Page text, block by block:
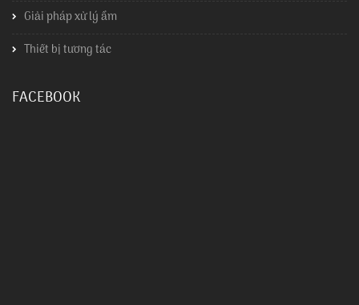
Giải pháp xử lý ẩm
Thiết bị tương tác
FACEBOOK